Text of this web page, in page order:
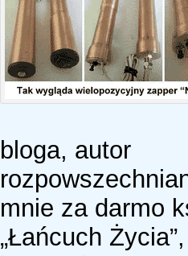
bloga, autor
mnie za darmo
„Łańcuch